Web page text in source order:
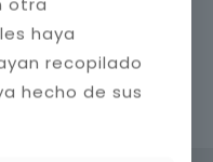
haya
recopilado
hecho de sus